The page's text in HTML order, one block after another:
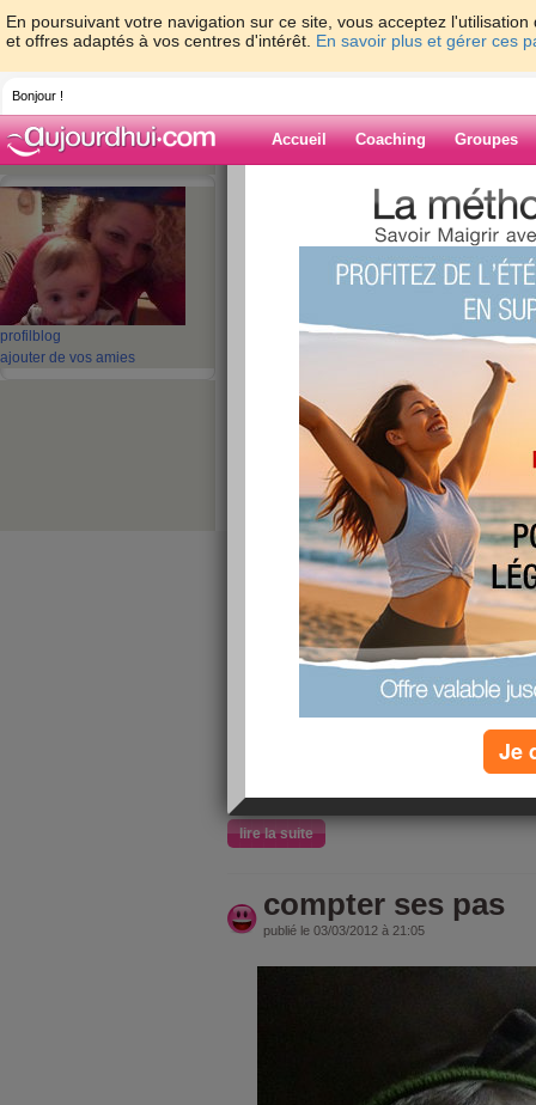
En poursuivant votre navigation sur ce site, vous acceptez
et offres adaptés à vos centres d'intérêt. En savoir plus et gérer ces
Bonjour !
Accueil Coaching Groupes
profil blog
ajouter de vos amies
>
Blog de
21 - 30 31 - 40 41 - 46 »
‹ Préc. 1 2 3 4 5
un moment rien
publié le 06/03/2012 à 22:09
kikou les filles
mon podometre d'aujourd'hui .com est genial,
perdus, et distance ,j'adore , et je me rends
boulot, et pour les calories, il en faut des pas
J'ai passé un dimanche un peu sur les nerfs,
gala avec ma cousine au resto chinois et
creative a Arcachon.Donc deja le petit etait
matin, donc je le repose dans son lit pour sa
lire la suite
compter ses pas
publié le 03/03/2012 à 21:05
Je